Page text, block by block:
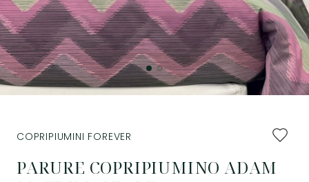
PARURE COPRIPIUMINO ADAM
COPRIPIUMINI FOREVER